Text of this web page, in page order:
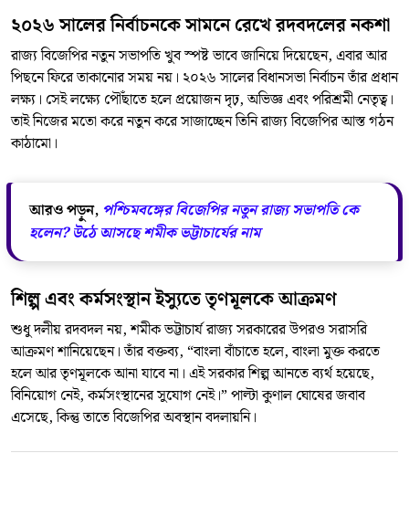
২০২৬ সালের নির্বাচনকে সামনে রেখে রদবদলের নকশা
রাজ্য বিজেপির নতুন সভাপতি খুব স্পষ্ট ভাবে জানিয়ে দিয়েছেন, এবার আর
পিছনে ফিরে তাকানোর সময় নয়। ২০২৬ সালের বিধানসভা নির্বাচন তাঁর প্রধান
লক্ষ্য। সেই লক্ষ্যে পৌঁছাতে হলে প্রয়োজন দৃঢ়, অভিজ্ঞ এবং পরিশ্রমী নেতৃত্ব।
তাই নিজের মতো করে নতুন করে সাজাচ্ছেন তিনি রাজ্য বিজেপির আস্ত গঠন
কাঠামো।
আরও পড়ুন, পশ্চিমবঙ্গের বিজেপির নতুন রাজ্য সভাপতি কে
হলেন? উঠে আসছে শমীক ভট্টাচার্যের নাম
শিল্প এবং কর্মসংস্থান ইস্যুতে তৃণমূলকে আক্রমণ
শুধু দলীয় রদবদল নয়, শমীক ভট্টাচার্য রাজ্য সরকারের উপরও সরাসরি
আক্রমণ শানিয়েছেন। তাঁর বক্তব্য, “বাংলা বাঁচাতে হলে, বাংলা মুক্ত করতে
হলে আর তৃণমূলকে আনা যাবে না। এই সরকার শিল্প আনতে ব্যর্থ হয়েছে,
বিনিয়োগ নেই, কর্মসংস্থানের সুযোগ নেই।” পাল্টা কুণাল ঘোষের জবাব
এসেছে, কিন্তু তাতে বিজেপির অবস্থান বদলায়নি।